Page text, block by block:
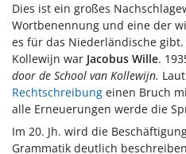
Dies ist ein großes
Wortbenennung und eine der
es für das Niederländische
Kollewijn war Jacobus Wille.
door de School van Kollewijn.
Rechtschreibung einen Bruch
alle Erneuerungen werde die
Im 20. Jh. wird die
Grammatik deutlich